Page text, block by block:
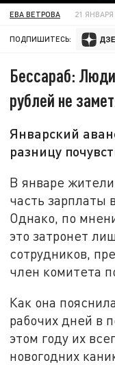
ЕВА ВЕТРОВА 21 ЯНВАРЯ
ПОДПИШИТЕСЬ:
Бессараб:
рублей не
Январский
разницу
В январе
часть зарплаты
Однако, по
это затронет
сотрудников,
член комитета
Как она
рабочих дней в
этом году их
новогодних